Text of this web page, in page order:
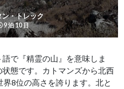
ン・トレック
9 泊 10 日
で『精霊の山』を意味しま
態です。カトマンズから北西
8位の高さを誇ります。北と